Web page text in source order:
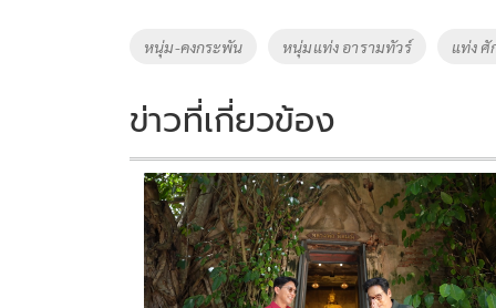
o
k
Li
k
Tags
หนุ่ม-คงกระพัน หนุ่มแท่ง อารามทัวร์ แท่ง ศั
ข่าวที่เกี่ยวข้อง